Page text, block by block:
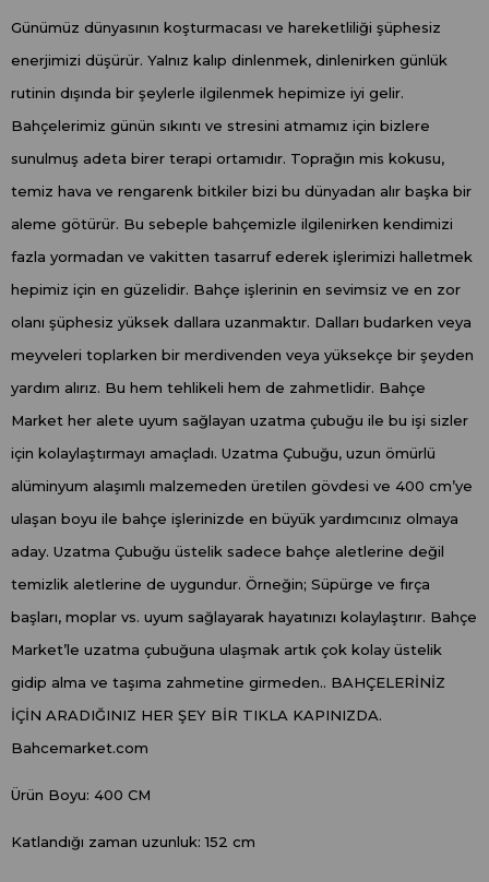
Günümüz dünyasının koşturmacası ve hareketliliği şüphesiz
enerjimizi düşürür. Yalnız kalıp dinlenmek, dinlenirken günlük
rutinin dışında bir şeylerle ilgilenmek hepimize iyi gelir.
Bahçelerimiz günün sıkıntı ve stresini atmamız için bizlere
sunulmuş adeta birer terapi ortamıdır. Toprağın mis kokusu,
temiz hava ve rengarenk bitkiler bizi bu dünyadan alır başka bir
aleme götürür. Bu sebeple bahçemizle ilgilenirken kendimizi
fazla yormadan ve vakitten tasarruf ederek işlerimizi halletmek
hepimiz için en güzelidir. Bahçe işlerinin en sevimsiz ve en zor
olanı şüphesiz yüksek dallara uzanmaktır. Dalları budarken veya
meyveleri toplarken bir merdivenden veya yüksekçe bir şeyden
yardım alırız. Bu hem tehlikeli hem de zahmetlidir. Bahçe
Market her alete uyum sağlayan uzatma çubuğu ile bu işi sizler
için kolaylaştırmayı amaçladı. Uzatma Çubuğu, uzun ömürlü
alüminyum alaşımlı malzemeden üretilen gövdesi ve 400 cm’ye
ulaşan boyu ile bahçe işlerinizde en büyük yardımcınız olmaya
aday. Uzatma Çubuğu üstelik sadece bahçe aletlerine değil
temizlik aletlerine de uygundur. Örneğin; Süpürge ve fırça
başları, moplar vs. uyum sağlayarak hayatınızı kolaylaştırır. Bahçe
Market’le uzatma çubuğuna ulaşmak artık çok kolay üstelik
gidip alma ve taşıma zahmetine girmeden.. BAHÇELERİNİZ
İÇİN ARADIĞINIZ HER ŞEY BİR TIKLA KAPINIZDA.
Bahcemarket.com
Ürün Boyu: 400 CM
Katlandığı zaman uzunluk: 152 cm